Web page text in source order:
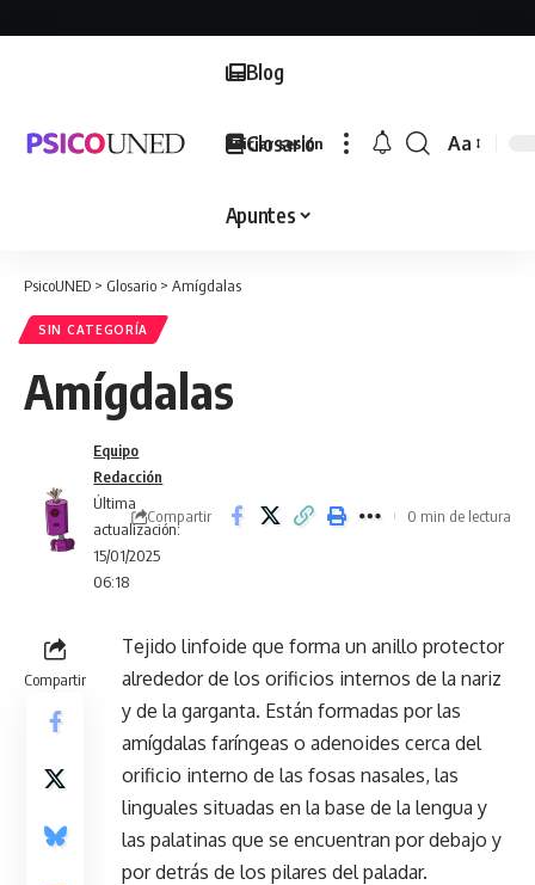
Blog
Glosario
Apuntes
Iniciar sesión
Font
Aa
PsicoUNED > Glosario > Amígdalas
SIN CATEGORÍA
Amígdalas
Última
actualización:
15/01/2025
06:18
Equipo
Redacción
Compartir 0 min de lectura
Compartir
Tejido linfoide que forma un anillo protector
alrededor de los orificios internos de la nariz
y de la garganta. Están formadas por las
amígdalas faríngeas o adenoides cerca del
orificio interno de las fosas nasales, las
linguales situadas en la base de la lengua y
las palatinas que se encuentran por debajo y
por detrás de los pilares del paladar.